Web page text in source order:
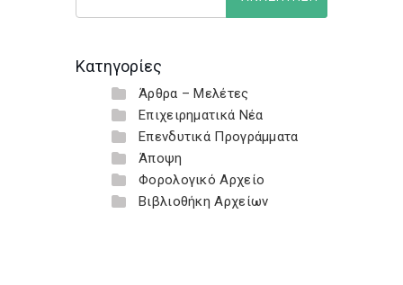
Κατηγορίες
Άρθρα – Μελέτες
Επιχειρηματικά Νέα
Επενδυτικά Προγράμματα
Άποψη
Φορολογικό Αρχείο
Βιβλιοθήκη Αρχείων